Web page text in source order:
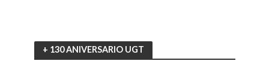
+ 130 ANIVERSARIO UGT